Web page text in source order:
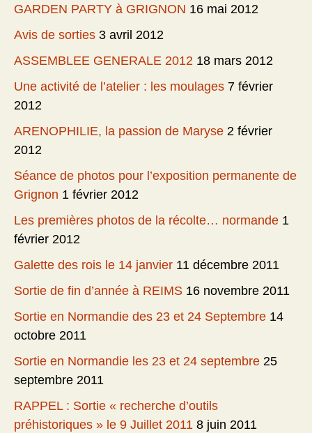
GARDEN PARTY à GRIGNON 16 mai 2012
Avis de sorties 3 avril 2012
ASSEMBLEE GENERALE 2012 18 mars 2012
Une activité de l’atelier : les moulages 7 février
2012
ARENOPHILIE, la passion de Maryse 2 février
2012
Séance de photos pour l’exposition permanente de
Grignon 1 février 2012
Les premières photos de la récolte… normande 1
février 2012
Galette des rois le 14 janvier 11 décembre 2011
Sortie de fin d’année à REIMS 16 novembre 2011
Sortie en Normandie des 23 et 24 Septembre 14
octobre 2011
Sortie en Normandie les 23 et 24 septembre 25
septembre 2011
RAPPEL : Sortie « recherche d’outils
préhistoriques » le 9 Juillet 2011 8 juin 2011